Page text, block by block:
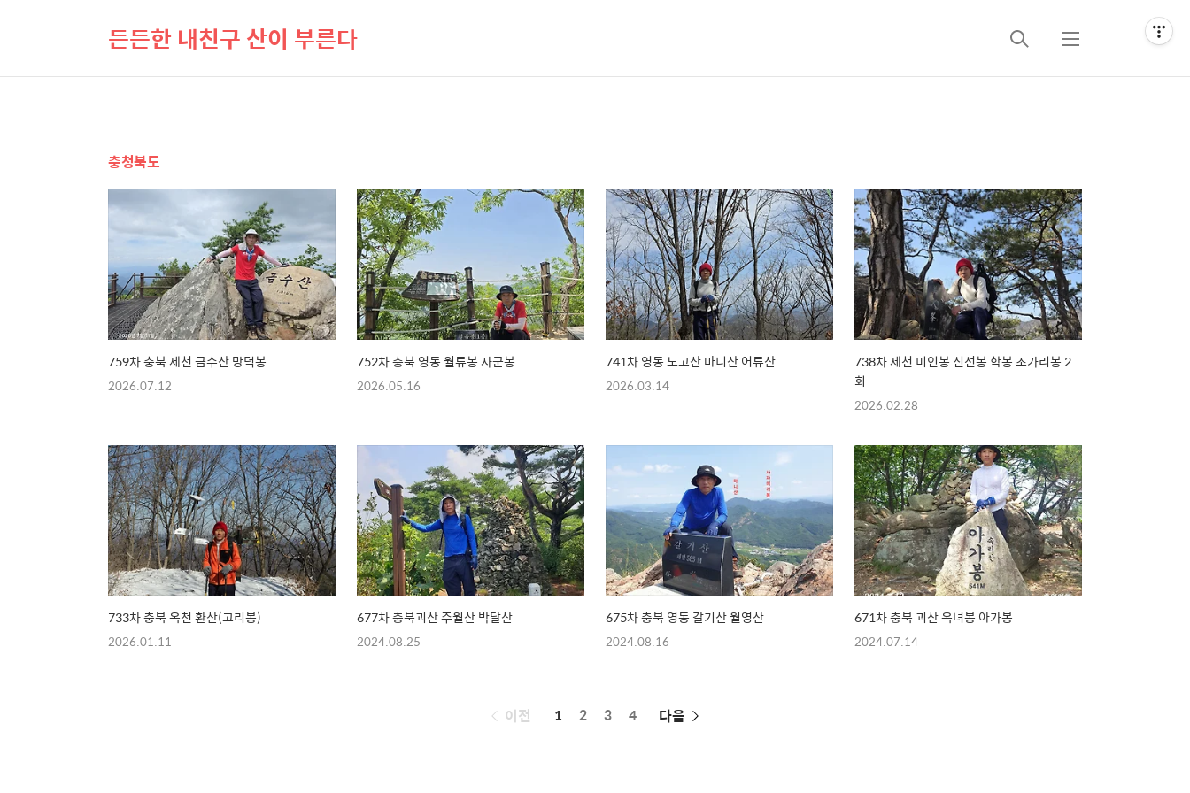
든든한 내친구 산이 부른다
검
메
충청북도
759차 충북 제천 금수산 망덕봉
2026.07.12
752차 충북 영동 월류봉 사군봉
2026.05.16
741차 영동 노고산 마니산 어류산
2026.03.14
738차 제천 미인봉 신선봉 학봉 조가리봉 2
회
2026.02.28
733차 충북 옥천 환산(고리봉)
2026.01.11
677차 충북괴산 주월산 박달산
2024.08.25
675차 충북 영동 갈기산 월영산
2024.08.16
671차 충북 괴산 옥녀봉 아가봉
2024.07.14
페
이전 1 2 3 4 다음